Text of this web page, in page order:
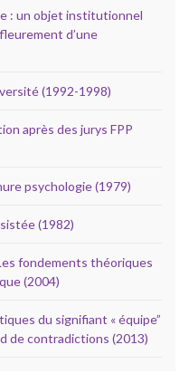
: un objet institutionnel
d’une
(1992-1998)
après des jurys FPP
psychologie (1979)
(1982)
fondements théoriques
(2004)
du signifiant « équipe”
de contradictions (2013)